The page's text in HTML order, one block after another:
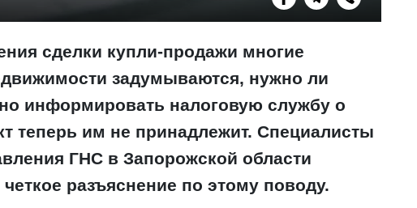
сделки купли-продажи многие
задумываются, нужно ли
информировать налоговую службу о
теперь им не принадлежит. Специалисты
ГНС в Запорожской области
четкое разъяснение по этому поводу.